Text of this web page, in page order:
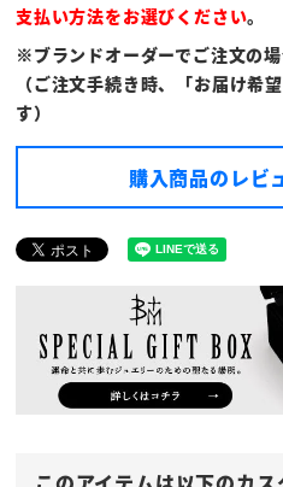
支払い方法をお選びください。
※ブランドオーダーでご注文の場
（ご注文手続き時、「お届け希
す）
購入商品のレビ